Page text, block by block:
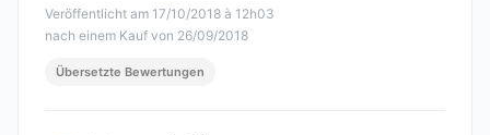
Veröffentlicht am 17/10/2018 à 12h03
nach einem Kauf von 26/09/2018
Übersetzte Bewertungen